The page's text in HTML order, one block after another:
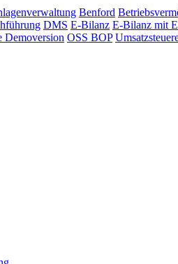
Benford
DMS E-Bilanz E-Bilanz mit
Demoversion OSS BOP